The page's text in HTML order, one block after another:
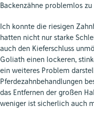
Backenzähne problemlos
Ich konnte die riesigen
hatten nicht nur starke
auch den Kieferschluss
Goliath einen lockeren,
ein weiteres Problem
Pferdezahnbehandlungen
das Entfernen der großen
weniger ist sicherlich auch